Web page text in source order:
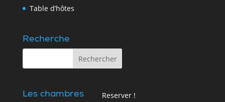
Table d’hôtes
Recherche
Les chambres Reserver !